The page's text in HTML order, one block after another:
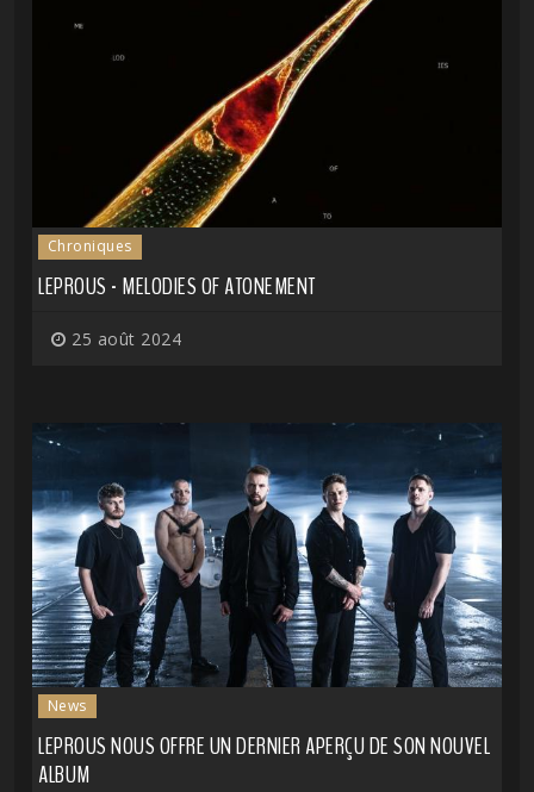
Chroniques
LEPROUS - MELODIES OF ATONEMENT
25 août 2024
News
LEPROUS NOUS OFFRE UN DERNIER APERÇU DE SON NOUVEL
ALBUM